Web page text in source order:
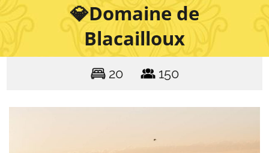
💎Domaine de
Blacailloux
20 150